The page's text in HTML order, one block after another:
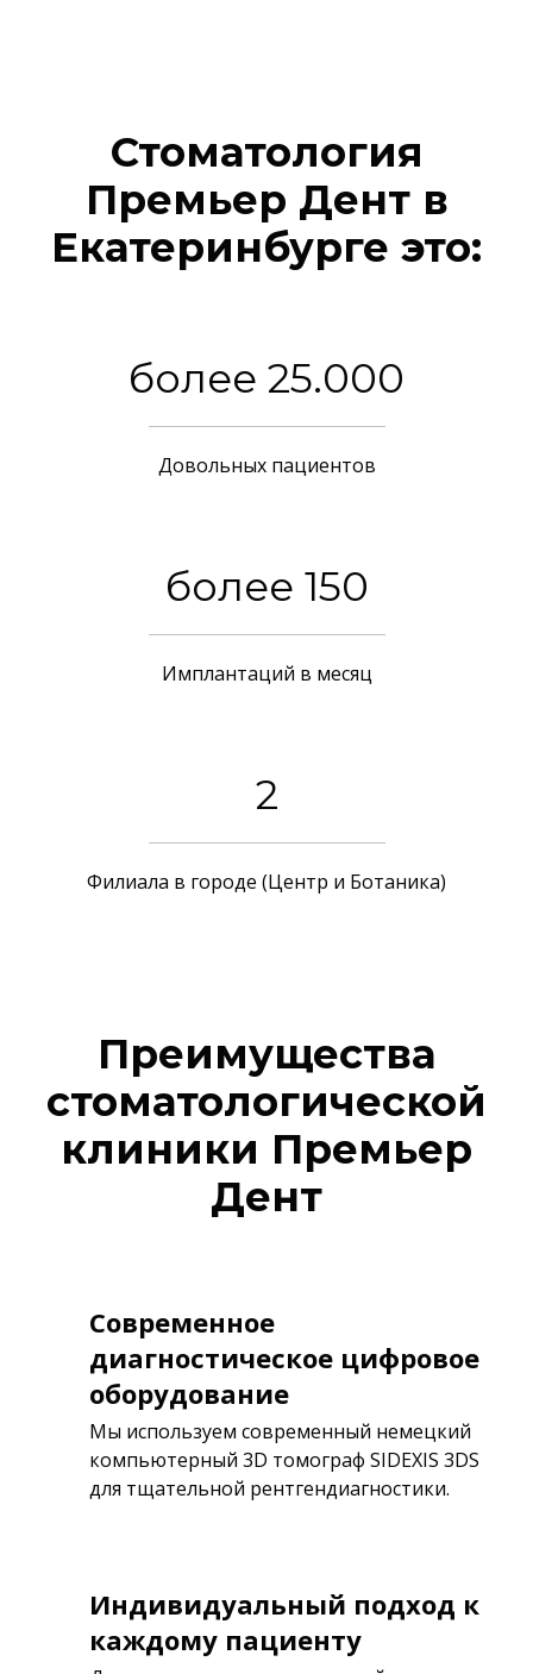
Стоматология
Премьер Дент в
Екатеринбурге это:
более 25.000
Довольных пациентов
более 150
Имплантаций в месяц
2
Филиала в городе (Центр и Ботаника)
Преимущества
стоматологической
клиники Премьер
Дент
Современное
диагностическое цифровое
оборудование
Мы используем современный немецкий
компьютерный 3D томограф SIDEXIS 3DS
для тщательной рентгендиагностики.
Индивидуальный подход к
каждому пациенту